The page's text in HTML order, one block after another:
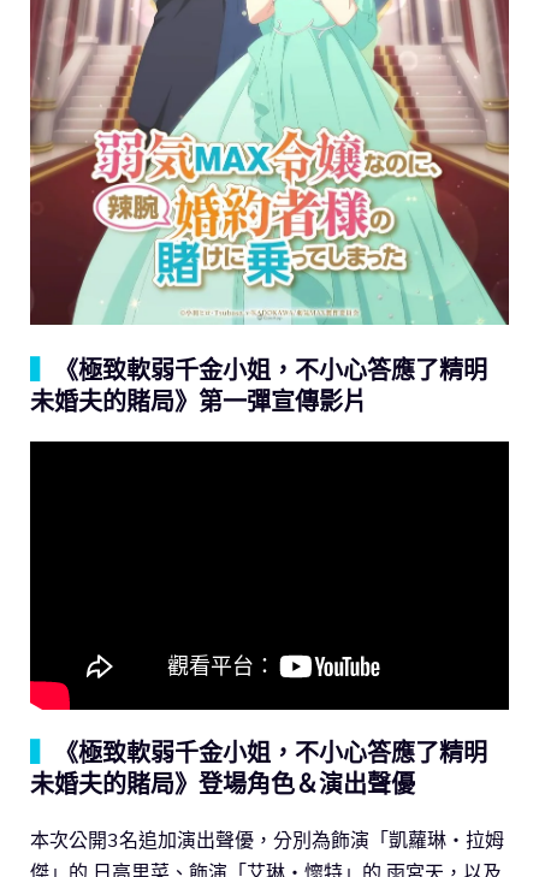
《極致軟弱千金小姐，不小心答應了精明
未婚夫的賭局》第一彈宣傳影片
《極致軟弱千金小姐，不小心答應了精明
未婚夫的賭局》登場角色＆演出聲優
本次公開3名追加演出聲優，分別為飾演「凱蘿琳・拉姆